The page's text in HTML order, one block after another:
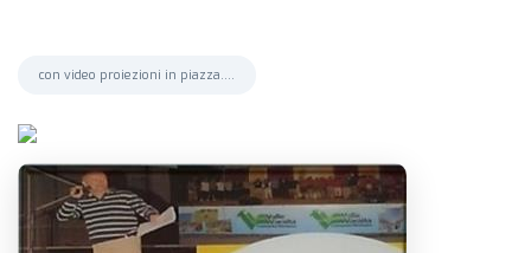
con video proiezioni in piazza....